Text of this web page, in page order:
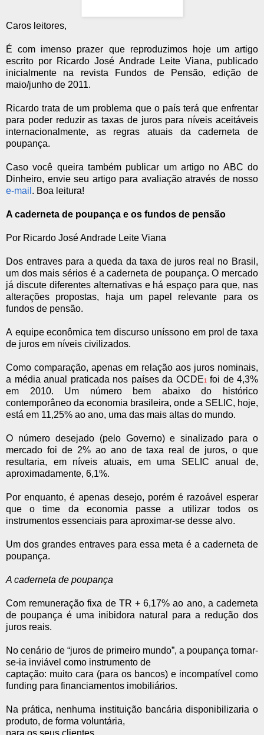
Caros leitores,
É com imenso prazer que reproduzimos hoje um artigo
escrito por Ricardo José Andrade Leite Viana, publicado
inicialmente na revista Fundos de Pensão, edição de
maio/junho de 2011.
Ricardo trata de um problema que o país terá que enfrentar
para poder reduzir as taxas de juros para níveis aceitáveis
internacionalmente, as regras atuais da caderneta de
poupança.
Caso você queira também publicar um artigo no ABC do
Dinheiro, envie seu artigo para avaliação através de nosso
e-mail . Boa leitura!
A caderneta de poupança e os fundos de pensão
Por Ricardo José Andrade Leite Viana
Dos entraves para a queda da taxa de juros real no Brasil,
um dos mais sérios é a caderneta de poupança. O mercado
já discute diferentes alternativas e há espaço para que, nas
alterações propostas, haja um papel relevante para os
fundos de pensão.
A equipe econômica tem discurso uníssono em prol de taxa
de juros em níveis civilizados.
Como comparação, apenas em relação aos juros nominais,
a média anual praticada nos países da OCDE1
foi de 4,3%
em 2010. Um número bem abaixo do histórico
contemporâneo da economia brasileira, onde a SELIC, hoje,
está em 11,25% ao ano, uma das mais altas do mundo.
O número desejado (pelo Governo) e sinalizado para o
mercado foi de 2% ao ano de taxa real de juros, o que
resultaria, em níveis atuais, em uma SELIC anual de,
aproximadamente, 6,1%.
Por enquanto, é apenas desejo, porém é razoável esperar
que o time da economia passe a utilizar todos os
instrumentos essenciais para aproximar-se desse alvo.
Um dos grandes entraves para essa meta é a caderneta de
poupança.
A caderneta de poupança
Com remuneração fixa de TR + 6,17% ao ano, a caderneta
de poupança é uma inibidora natural para a redução dos
juros reais.
No cenário de “juros de primeiro mundo”, a poupança tornar-
se-ia inviável como instrumento de
captação: muito cara (para os bancos) e incompatível como
funding para financiamentos imobiliários.
Na prática, nenhuma instituição bancária disponibilizaria o
produto, de forma voluntária,
para os seus clientes.